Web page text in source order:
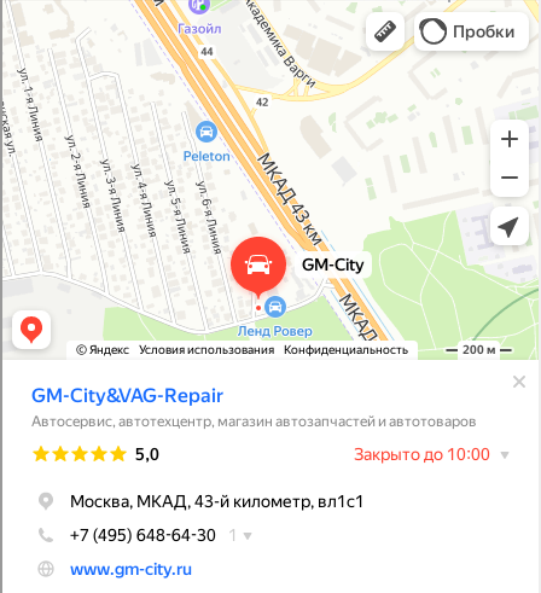
GM-City&VAG-Repair
Автосервис, автотехцентр в Москве
Магазин автозапчастей и автотоваров в Москве